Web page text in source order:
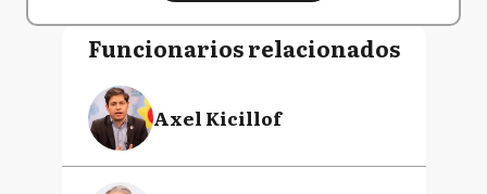
Funcionarios relacionados
Axel Kicillof